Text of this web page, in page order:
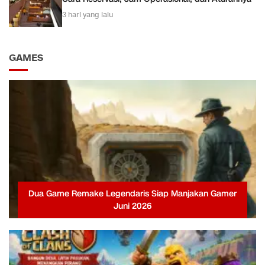
3 hari yang lalu
GAMES
Dua Game Remake Legendaris Siap Manjakan Gamer
Juni 2026